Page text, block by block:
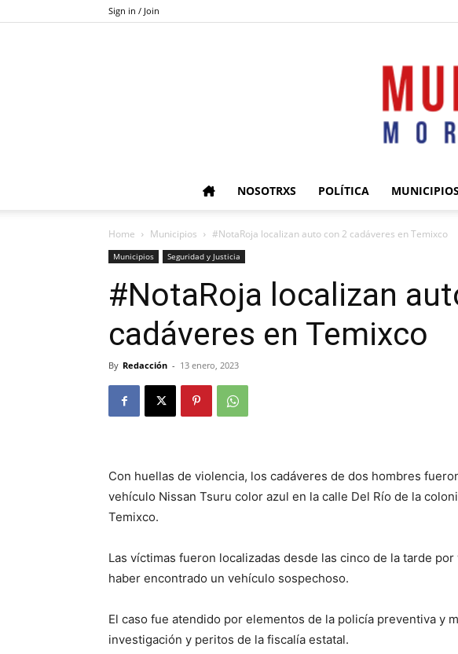
Sign in / Join
NOSOTRXS POLÍTICA MUNICIPIOS
Home Municipios #NotaRoja localizan auto con 2 cadáveres en Temixco
Municipios Seguridad y Justicia
#NotaRoja localizan
cadáveres en Temixco
By Redacción - 13 enero, 2023
Con huellas de violencia, los cadáveres de dos hombres
vehículo Nissan Tsuru color azul en la calle Del Río de la
Temixco.
Las víctimas fueron localizadas desde las cinco de la tarde
haber encontrado un vehículo sospechoso.
El caso fue atendido por elementos de la policía preventiva y
investigación y peritos de la fiscalía estatal.